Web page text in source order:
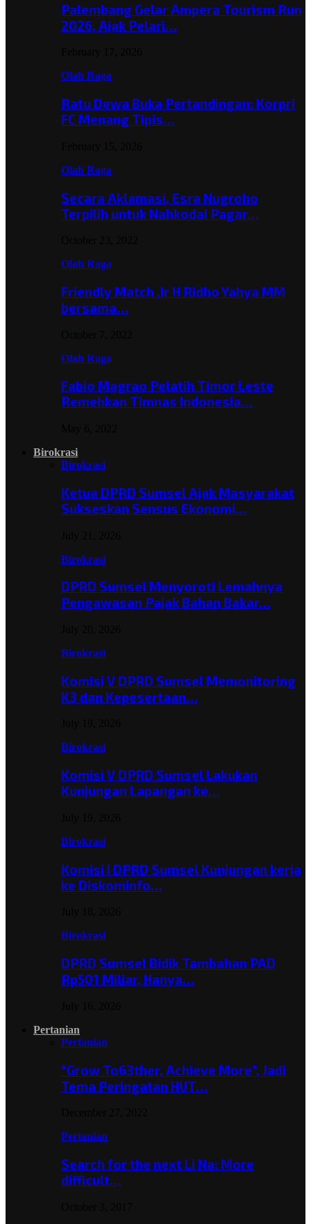
Palembang Gelar Ampera Tourism Run
2026, Ajak Pelari…
Olah Raga
Ratu Dewa Buka Pertandingan: Korpri
FC Menang Tipis…
Olah Raga
Secara Aklamasi, Esra Nugroho
Terpilih untuk Nahkodai Pagar…
Olah Raga
Friendly Match ,Ir H Ridho Yahya MM
bersama…
Olah Raga
Fabio Magrao Pelatih Timor Leste
Remehkan Timnas Indonesia…
Birokrasi
Birokrasi
Ketua DPRD Sumsel Ajak Masyarakat
Sukseskan Sensus Ekonomi…
Birokrasi
DPRD Sumsel Menyoroti Lemahnya
Pengawasan Pajak Bahan Bakar…
Birokrasi
Komisi V DPRD Sumsel Memonitoring
K3 dan Kepesertaan…
Birokrasi
Komisi V DPRD Sumsel Lakukan
Kunjungan Lapangan ke…
Birokrasi
Komisi I DPRD Sumsel Kunjungan kerja
ke Diskominfo…
Birokrasi
DPRD Sumsel Bidik Tambahan PAD
Rp501 Miliar, Hanya…
Pertanian
Pertanian
“Grow To63ther, Achieve More”, Jadi
Tema Peringatan HUT…
Pertanian
Search for the next Li Na: More
difficult…